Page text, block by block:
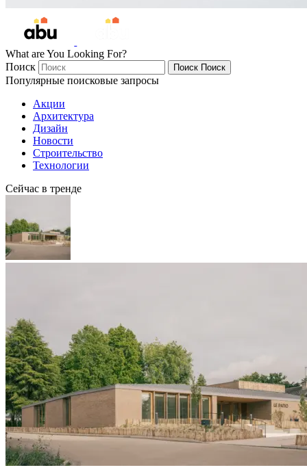
What are You Looking For?
Поиск
Поиск Поиск
Популярные поисковые запросы
Акции
Архитектура
Дизайн
Новости
Строительство
Технологии
Сейчас в тренде